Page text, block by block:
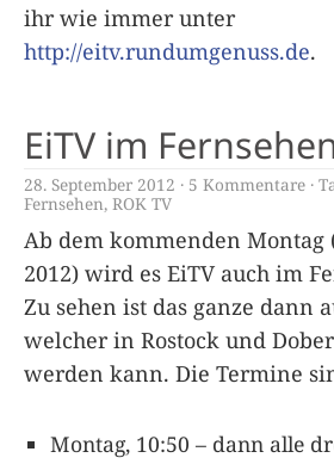
ihr wie immer unter
http://eitv.rundumgenuss.de.
EiTV im
28. September 2012 5 Kommentare
Fernsehen, ROK TV
Ab dem kommenden Montag
2012) wird es EiTV auch im
Zu sehen ist das ganze dann
welcher in Rostock und
werden kann. Die Termine
Montag, 10:50 – dann alle